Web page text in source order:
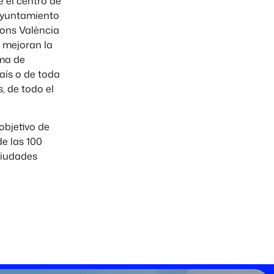
València
la
de
o de toda
de todo el
de
las 100